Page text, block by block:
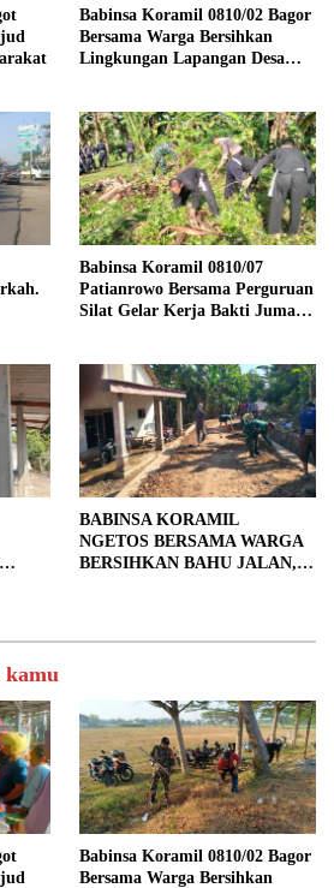
Babinsa Koramil 0810/02 Bagor
Bersama Warga Bersihkan
Lingkungan Lapangan Desa
Babinsa Koramil 0810/07
Patianrowo Bersama Perguruan
Silat Gelar Kerja Bakti Jumat
BABINSA KORAMIL
NGETOS BERSAMA WARGA
BERSIHKAN BAHU JALAN,
kamu
Babinsa Koramil 0810/02 Bagor
Bersama Warga Bersihkan